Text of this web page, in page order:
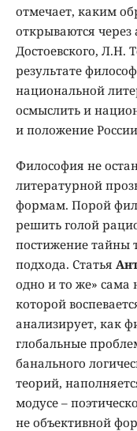
отмечает, каким
открываются
Достоевского, Л.Н.
результате
национальной
осмыслить и
и положение
Философия не
литературной
формам. Порой
решить голой
постижение тайны
подхода. Статья
одно и то же» сама
которой
анализирует, как
глобальные
банального
теорий,
модусе –
не объективной